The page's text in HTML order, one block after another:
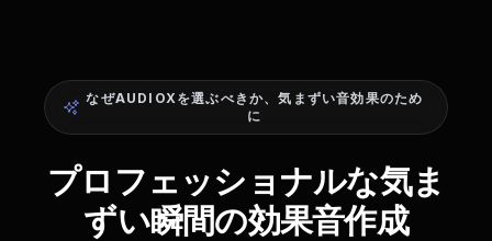
なぜAUDIOXを選ぶべきか、気まずい音効果のため
に
プロフェッショナルな気ま
ずい瞬間の効果音作成